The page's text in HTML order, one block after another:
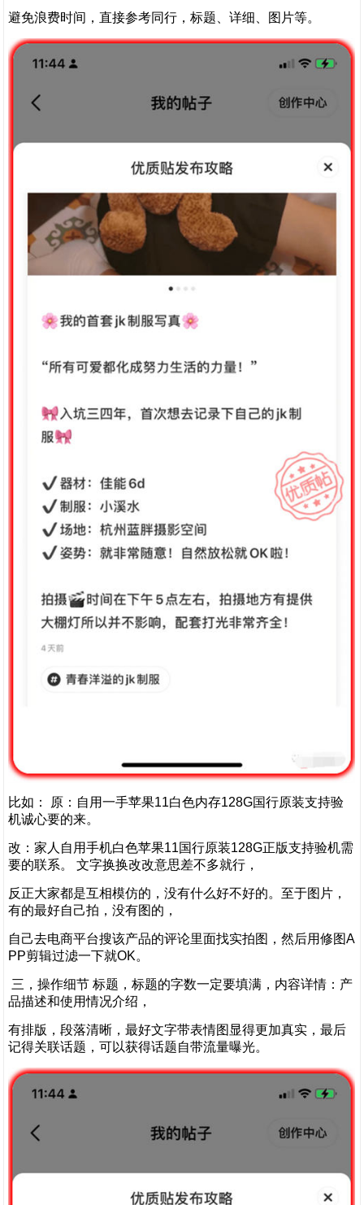
避免浪费时间，直接参考同行，标题、详细、图片等。
比如： 原：自用一手苹果11白色内存128G国行原装支持验
机诚心要的来。
改：家人自用手机白色苹果11国行原装128G正版支持验机需
要的联系。 文字换换改改意思差不多就行，
反正大家都是互相模仿的，没有什么好不好的。至于图片，
有的最好自己拍，没有图的，
自己去电商平台搜该产品的评论里面找实拍图，然后用修图A
PP剪辑过滤一下就OK。
三，操作细节 标题，标题的字数一定要填满，内容详情：产
品描述和使用情况介绍，
有排版，段落清晰，最好文字带表情图显得更加真实，最后
记得关联话题，可以获得话题自带流量曝光。